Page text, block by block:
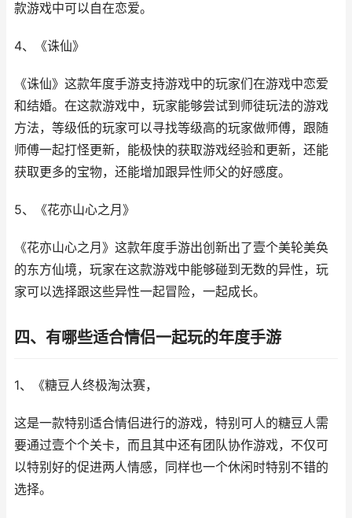
款游戏中可以自在恋爱。
4、《诛仙》
《诛仙》这款年度手游支持游戏中的玩家们在游戏中恋爱
和结婚。在这款游戏中，玩家能够尝试到师徒玩法的游戏
方法，等级低的玩家可以寻找等级高的玩家做师傅，跟随
师傅一起打怪更新，能极快的获取游戏经验和更新，还能
获取更多的宝物，还能增加跟异性师父的好感度。
5、《花亦山心之月》
《花亦山心之月》这款年度手游出创新出了壹个美轮美奂
的东方仙境，玩家在这款游戏中能够碰到无数的异性，玩
家可以选择跟这些异性一起冒险，一起成长。
四、有哪些适合情侣一起玩的年度手游
1、《糖豆人终极淘汰赛，
这是一款特别适合情侣进行的游戏，特别可人的糖豆人需
要通过壹个个关卡，而且其中还有团队协作游戏，不仅可
以特别好的促进两人情感，同样也一个休闲时特别不错的
选择。